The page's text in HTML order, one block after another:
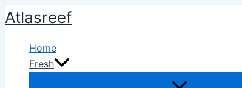
Ir
al
contenido
Atlasreef
Home
Fresh